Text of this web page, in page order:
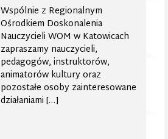
Wspólnie z Regionalnym
Ośrodkiem Doskonalenia
Nauczycieli WOM w Katowicach
zapraszamy nauczycieli,
pedagogów, instruktorów,
animatorów kultury oraz
pozostałe osoby zainteresowane
działaniami […]